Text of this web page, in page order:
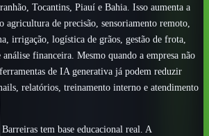
Tocantins, Piauí e Bahia. Isso aumenta a
agricultura de precisão, sensoriamento remoto,
irrigação, logística de grãos, gestão de frota,
financeira. Mesmo quando a empresa não
de IA generativa já podem reduzir
relatórios, treinamento interno e atendimento
tem base educacional real. A